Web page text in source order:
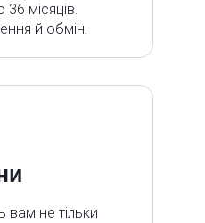
36 місяців.
й обмін.
вам не тільки